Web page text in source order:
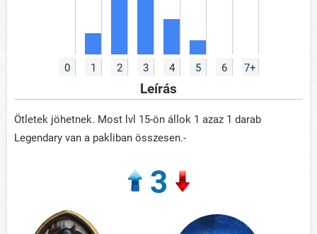
0 1 2 3 4 5 6 7+
Leírás
Ötletek jöhetnek. Most lvl 15-ön állok 1 azaz 1 darab
Legendary van a pakliban összesen.-
3